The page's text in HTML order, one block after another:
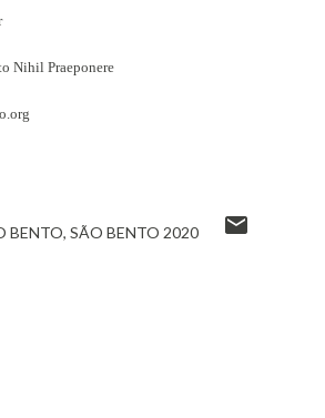
Nihil Praeponere
BENTO SÃO BENTO 2020